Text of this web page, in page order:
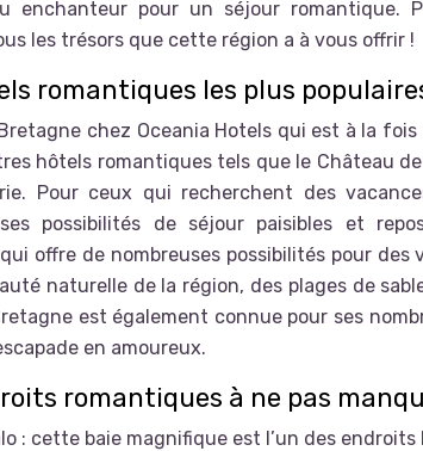
enchanteur pour un séjour romantique.
les trésors que cette région a à vous offrir !
romantiques les plus
chez Oceania Hotels qui est à la fois
hôtels romantiques tels que le Château
Pour ceux qui recherchent des
possibilités de séjour paisibles et
offre de nombreuses possibilités pour des
naturelle de la région, des plages de
est également connue pour ses
en amoureux.
romantiques à ne pas
: cette baie magnifique est l’un des